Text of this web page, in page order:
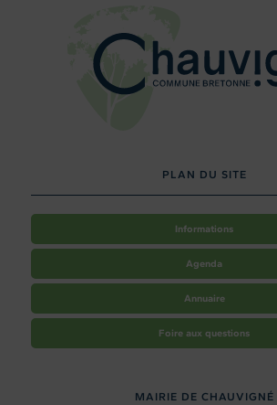
PLAN DU SITE
Informations
Agenda
Annuaire
Foire aux questions
MAIRIE DE CHAUVIGNÉ